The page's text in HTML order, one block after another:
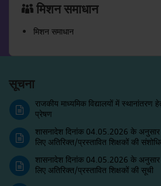
मिशन समाधान
मिशन समाधान
सूचना
राजकीय माध्यमिक विद्यालयों में स्थानांतरण
प्रेषण
शासनादेश दिनांक 04.05.2026 के
लिए अतिरिक्त/प्रस्तावित शिक्षकों की
शासनादेश दिनांक 04.05.2026 के
लिए अतिरिक्त/प्रस्तावित शिक्षकों की सूची